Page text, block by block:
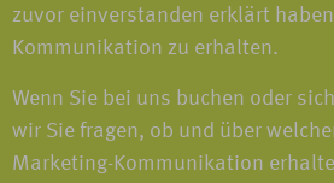
zuvor einverstanden erklärt
Kommunikation zu erhalten.
Wenn Sie bei uns buchen oder
wir Sie fragen, ob und über
Marketing-Kommunikation